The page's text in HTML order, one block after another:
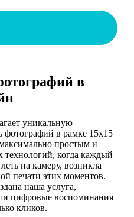
в
уникальную
фотографий в рамке 15х15
простым и
когда каждый
на камеру, возникла
печати этих моментов.
наша услуга,
цифровые воспоминания
кликов.